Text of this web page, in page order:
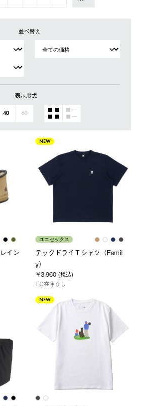
並べ替え
表示形式
40 60
イン
NEW
ユニセックス
テックドライＴシャツ（Famil
y）
￥3,960 (税込)
EC在庫なし
NEW